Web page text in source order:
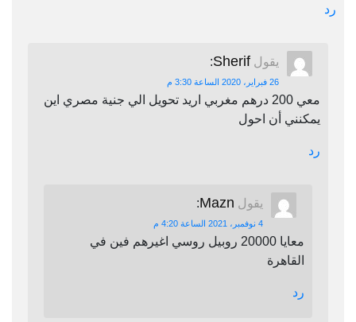
رد
يقول Sherif
:
26 فبراير، 2020 الساعة 3:30 م
معي 200 درهم مغربي اريد تحويل الي جنية مصري اين
يمكنني أن احول
رد
يقول Mazn
:
4 نوفمبر، 2021 الساعة 4:20 م
معايا 20000 روبيل روسي اغيرهم فين في
القاهرة
رد